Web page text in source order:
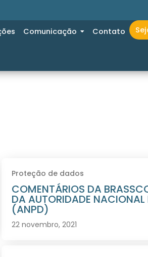
Comunicação Contato
Proteção de dados
COMENTÁRIOS DA
DA AUTORIDADE
(ANPD)
22 novembro, 2021